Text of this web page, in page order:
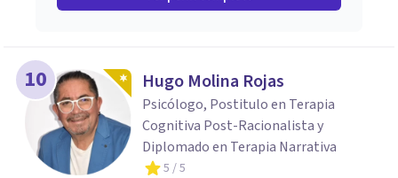
10 Hugo Molina Rojas
Psicólogo, Postitulo en Terapia
Cognitiva Post-Racionalista y
Diplomado en Terapia Narrativa
5 / 5